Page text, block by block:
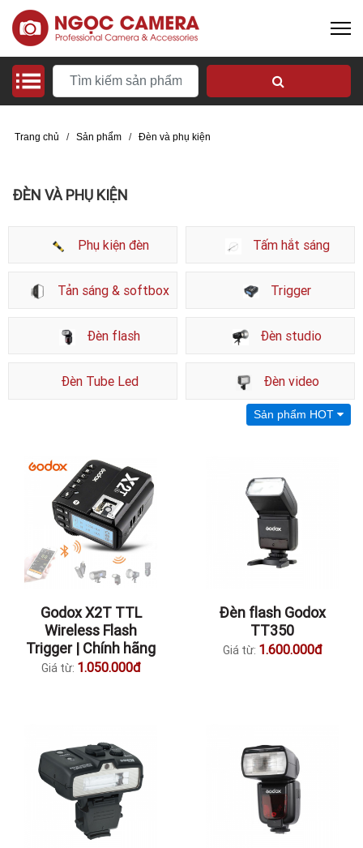
Trang chủ / Sản phẩm / Đèn và phụ kiện
ĐÈN VÀ PHỤ KIỆN
Phụ kiện đèn Tấm hắt sáng
Tản sáng & softbox Trigger
Đèn flash Đèn studio
Đèn Tube Led Đèn video
Sản phẩm HOT
Godox X2T TTL
Wireless Flash
Trigger | Chính hãng
Giá từ: 1.050.000đ
Đèn flash Godox
TT350
Giá từ: 1.600.000đ